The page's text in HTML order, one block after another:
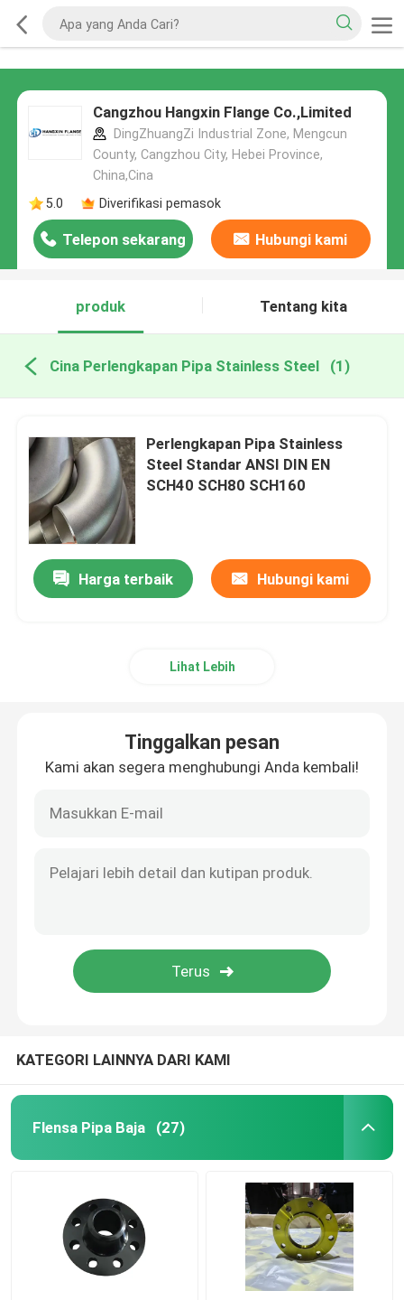
Cangzhou Hangxin Flange Co.,Limited
DingZhuangZi Industrial Zone, Mengcun
County, Cangzhou City, Hebei Province,
China,Cina
5.0
Diverifikasi pemasok
Telepon sekarang Hubungi kami
produk Tentang kita
Cina Perlengkapan Pipa Stainless Steel (1)
Perlengkapan Pipa Stainless
Steel Standar ANSI DIN EN
SCH40 SCH80 SCH160
Harga terbaik Hubungi kami
Lihat Lebih
Tinggalkan pesan
Kami akan segera menghubungi Anda kembali!
KATEGORI LAINNYA DARI KAMI
Flensa Pipa Baja (27)